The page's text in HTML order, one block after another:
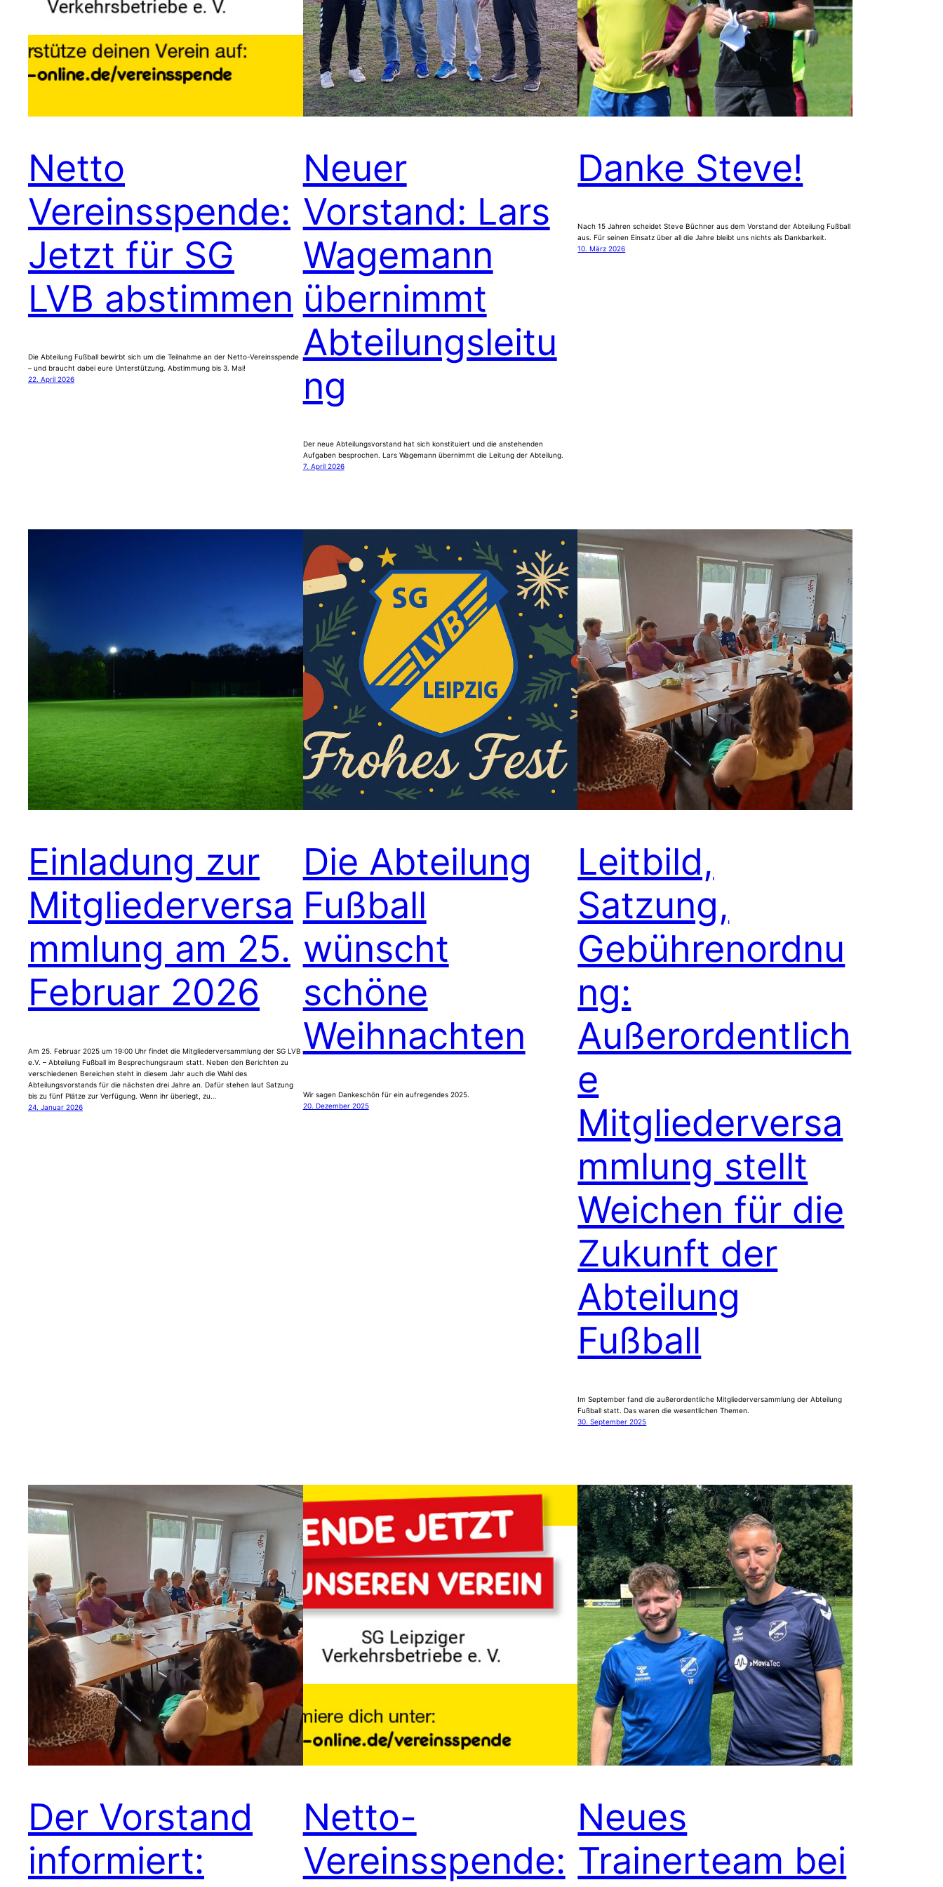
Netto
Vereinsspende:
Jetzt für SG
LVB abstimmen
Die Abteilung Fußball bewirbt sich um die Teilnahme an der Netto-Vereinsspende
– und braucht dabei eure Unterstützung. Abstimmung bis 3. Mai!
22. April 2026
Neuer
Vorstand: Lars
Wagemann
übernimmt
Abteilungsleitu
ng
Der neue Abteilungsvorstand hat sich konstituiert und die anstehenden
Aufgaben besprochen. Lars Wagemann übernimmt die Leitung der Abteilung.
7. April 2026
Danke Steve!
Nach 15 Jahren scheidet Steve Büchner aus dem Vorstand der Abteilung Fußball
aus. Für seinen Einsatz über all die Jahre bleibt uns nichts als Dankbarkeit.
10. März 2026
Einladung zur
Mitgliederversa
mmlung am 25.
Februar 2026
Am 25. Februar 2025 um 19:00 Uhr findet die Mitgliederversammlung der SG LVB
e.V. – Abteilung Fußball im Besprechungsraum statt. Neben den Berichten zu
verschiedenen Bereichen steht in diesem Jahr auch die Wahl des
Abteilungsvorstands für die nächsten drei Jahre an. Dafür stehen laut Satzung
bis zu fünf Plätze zur Verfügung. Wenn ihr überlegt, zu…
24. Januar 2026
Die Abteilung
Fußball
wünscht
schöne
Weihnachten
Wir sagen Dankeschön für ein aufregendes 2025.
20. Dezember 2025
Leitbild,
Satzung,
Gebührenordnu
ng:
Außerordentlich
e
Mitgliederversa
mmlung stellt
Weichen für die
Zukunft der
Abteilung
Fußball
Im September fand die außerordentliche Mitgliederversammlung der Abteilung
Fußball statt. Das waren die wesentlichen Themen.
30. September 2025
Der Vorstand
informiert:
Netto-
Vereinsspende:
Neues
Trainerteam bei